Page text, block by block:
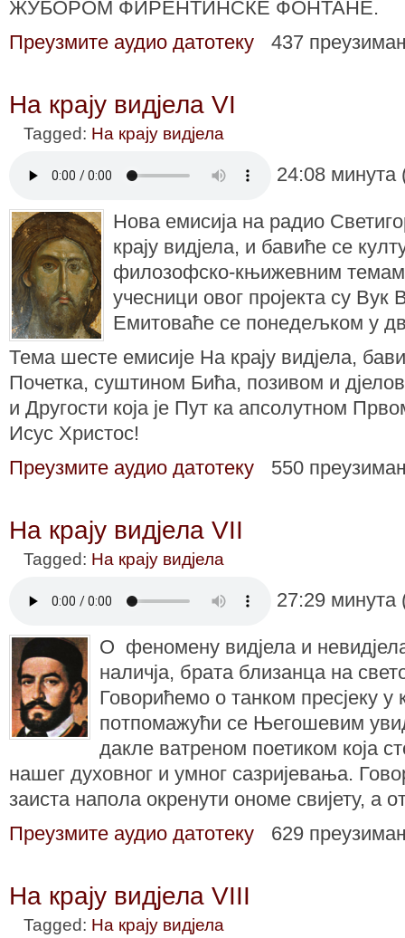
ЖУБОРОМ ФИРЕНТИНСКЕ ФОНТАНЕ.
Преузмите аудио датотеку
437
На крају видјела VI
Tagged: На крају видјела
24:08
Нова емисија на радио
крају видјела, и бавиће се
филозофско-књижевним
учесници овог пројекта су
Емитоваће се понедељком у
Тема шесте емисије На крају видјела,
Почетка, суштином Бића, позивом и
и Другости која је Пут ка апсолутном
Исус Христос!
Преузмите аудио датотеку
550
На крају видјела VII
Tagged: На крају видјела
27:29
O феномену видјела и
наличја, брата близанца на
Говорићемо о танком пресјеку у
потпомажући се Његошевим
дакле ватреном поетиком која
нашег духовног и умног сазријевања.
заиста напола окренути ономе свијету, а
Преузмите аудио датотеку
629
На крају видјела VIII
Tagged: На крају видјела